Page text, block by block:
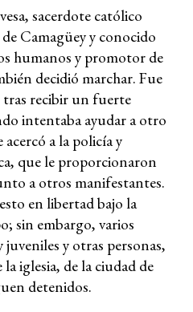
sacerdote católico
Camagüey y conocido
humanos y promotor de
decidió marchar. Fue
tras recibir un fuerte
intentaba ayudar a otro
a la policía y
que le proporcionaron
a otros manifestantes.
en libertad bajo la
sin embargo, varios
juveniles y otras personas,
iglesia, de la ciudad de
detenidos.